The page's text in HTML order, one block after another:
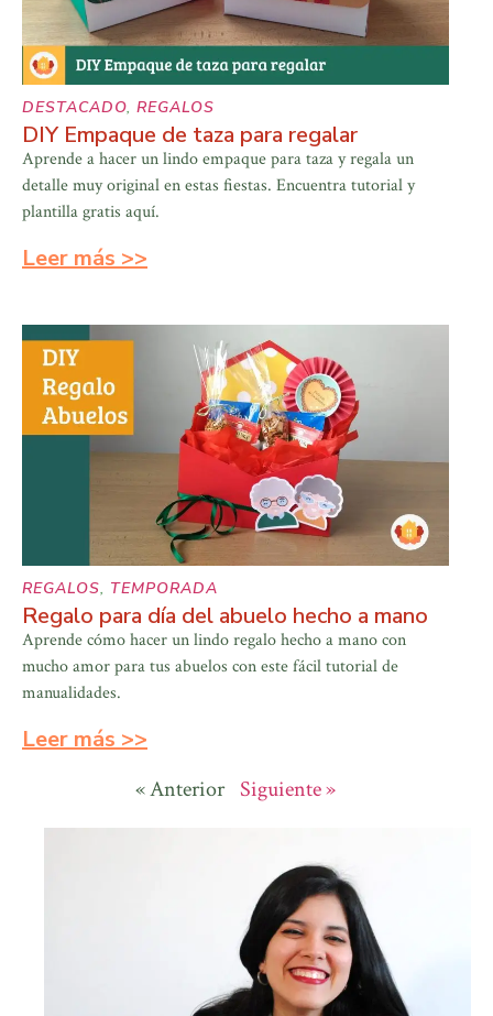
DESTACADO, REGALOS
DIY Empaque de taza para regalar
Aprende a hacer un lindo empaque para taza y regala un
detalle muy original en estas fiestas. Encuentra tutorial y
plantilla gratis aquí.
Leer más >>
REGALOS, TEMPORADA
Regalo para día del abuelo hecho a mano
Aprende cómo hacer un lindo regalo hecho a mano con
mucho amor para tus abuelos con este fácil tutorial de
manualidades.
Leer más >>
« Anterior Siguiente »